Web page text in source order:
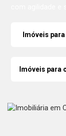
Imóveis
Imóveis para